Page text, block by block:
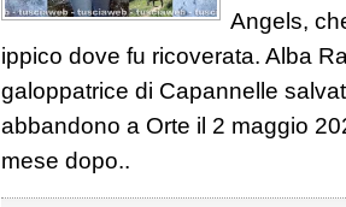
Angels,
ippico dove fu ricoverata. Alba
galoppatrice di Capannelle
abbandono a Orte il 2 maggio
mese dopo..